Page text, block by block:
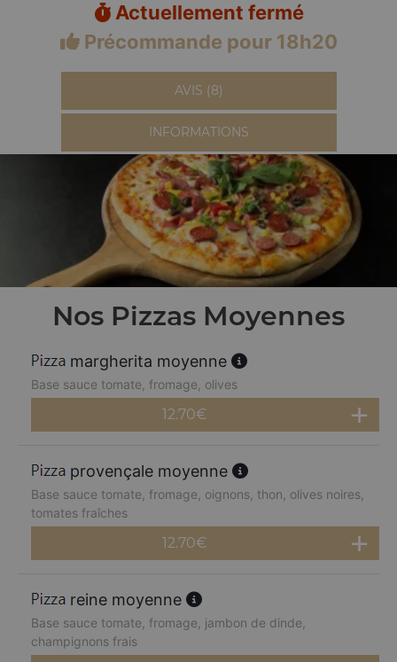
Actuellement fermé
Précommande pour 18h20
AVIS (8)
INFORMATIONS
Nos Pizzas Moyennes
margherita moyenne
Base sauce tomate, fromage, olives
12.70€
provençale moyenne
Base sauce tomate, fromage, oignons, thon, olives noires,
tomates fraîches
12.70€
reine moyenne
Base sauce tomate, fromage, jambon de dinde,
champignons frais